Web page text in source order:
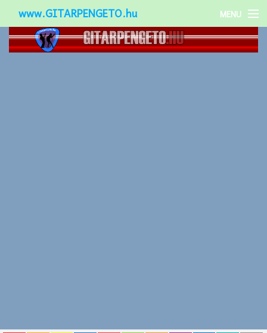
www.GITARPENGETO.hu MENU
Népszerű-